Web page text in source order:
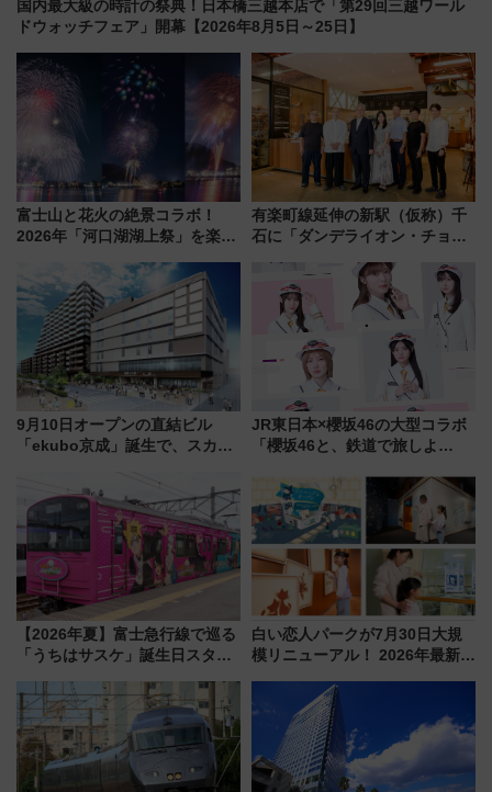
国内最大級の時計の祭典！日本橋三越本店で「第29回三越ワール
ドウォッチフェア」開幕【2026年8月5日～25日】
富士山と花火の絶景コラボ！
2026年「河口湖湖上祭」を楽し
有楽町線延伸の新駅（仮称）千
石に「ダンデライオン・チョコ
1億円出資で挑む新時代のまちづ
くりとは？
9月10日オープンの直結ビル
「ekubo京成」誕生で、スカイ
新鎌ヶ谷はどう変わる？ 全テナ
ント情報も公開！
JR東日本×櫻坂46の大型コラボ
「櫻坂46と、鉄道で旅しよ
潟・長野・庄内へ
【2026年夏】富士急行線で巡る
「うちはサスケ」誕生日スタン
定グルメ＆グッズ徹底ガイド
白い恋人パークが7月30日大規
模リニューアル！ 2026年最新の
と料金・アクセスを徹底解説
（札幌市）